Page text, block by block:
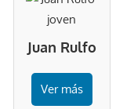
Juan Rulfo
Ver más